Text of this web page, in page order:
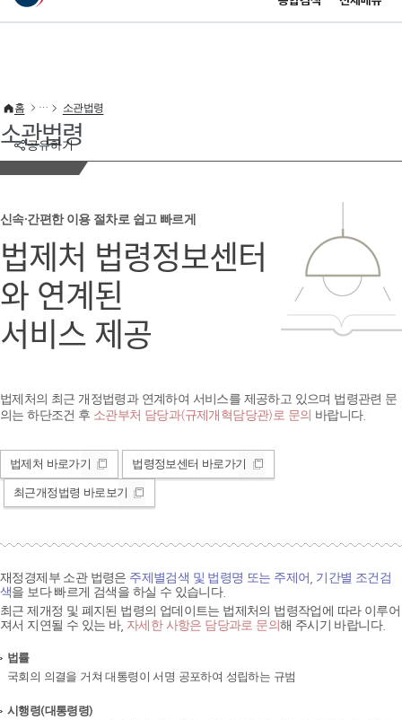
이 누리집은 대한민국 공식 전자정부 누리집입니다.
공유하기
홈 소관법령
소관법령
신속·간편한 이용 절차로 쉽고 빠르게
법제처 법령정보센터
와 연계된
서비스 제공
법제처의 최근 개정법령과 연계하여 서비스를 제공하고 있으며 법령관련 문
의는 하단조건 후 소관부처 담당과(규제개혁담당관)로 문의 바랍니다.
법제처 바로가기 법령정보센터 바로가기
최근개정법령 바로보기
재정경제부 소관 법령은 주제별검색 및 법령명 또는 주제어, 기간별 조건검
색을 보다 빠르게 검색을 하실 수 있습니다.
최근 제개정 및 폐지된 법령의 업데이트는 법제처의 법령작업에 따라 이루어
져서 지연될 수 있는 바, 자세한 사항은 담당과로 문의해 주시기 바랍니다.
법률
국회의 의결을 거쳐 대통령이 서명 공포하여 성립하는 규범
시행령(대통령령)